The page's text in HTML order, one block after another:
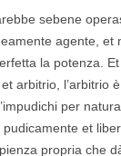
sebene
agente, et
la potenza.
arbitrio, l’arbitrio
per
et
propria che